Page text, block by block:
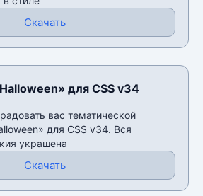
Скачать
для CSS v34
вас тематической
для CSS v34. Вся
украшена
Скачать